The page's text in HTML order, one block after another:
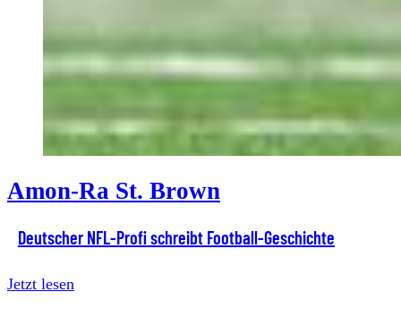
Amon-Ra St. Brown
Deutscher NFL-Profi schreibt Football-Geschichte
Jetzt lesen